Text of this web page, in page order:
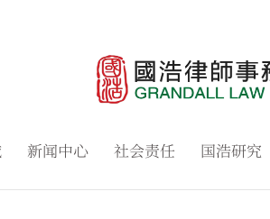
新闻中心 社会责任 国浩研究